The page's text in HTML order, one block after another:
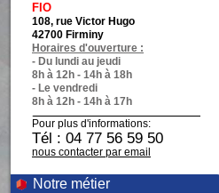
FIO
108, rue Victor Hugo
42700 Firminy
Horaires d'ouverture :
- Du lundi au jeudi
8h à 12h - 14h à 18h
- Le vendredi
8h à 12h - 14h à 17h
Pour plus d'informations:
Tél : 04 77 56 59 50
nous contacter par email
Notre métier